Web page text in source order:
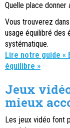
Quelle place donner
Vous trouverez
usage équilibré des
systématique.
Lire notre guide «
équilibre »
Jeux
mieux
Les jeux vidéo font